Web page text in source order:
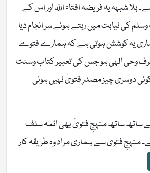
بلا شبہہ یہ فریضہ افتاء اللہ اور اس کے
کی نیابت میں رہتے ہوئے سر انجام دیا
یہ کوشش ہوتی ہے کہ ہمارے فتوے
وحی الہی ہو جس کی تعبیر کتاب وسنت
دوسری چیز مصدرِ فتویٰ نہیں ہونی
ساتھ ساتھ منہجِ فتویٰ بھی ائمہ سلف
منہجِ فتوی سے ہماری مراد وہ طریقہ کار